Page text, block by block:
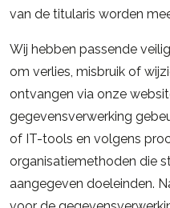
van de titularis worden
Wij hebben passende
om verlies, misbruik of
ontvangen via onze
gegevensverwerking
of IT-tools en volgens
organisatiemethoden die
aangegeven doeleinden.